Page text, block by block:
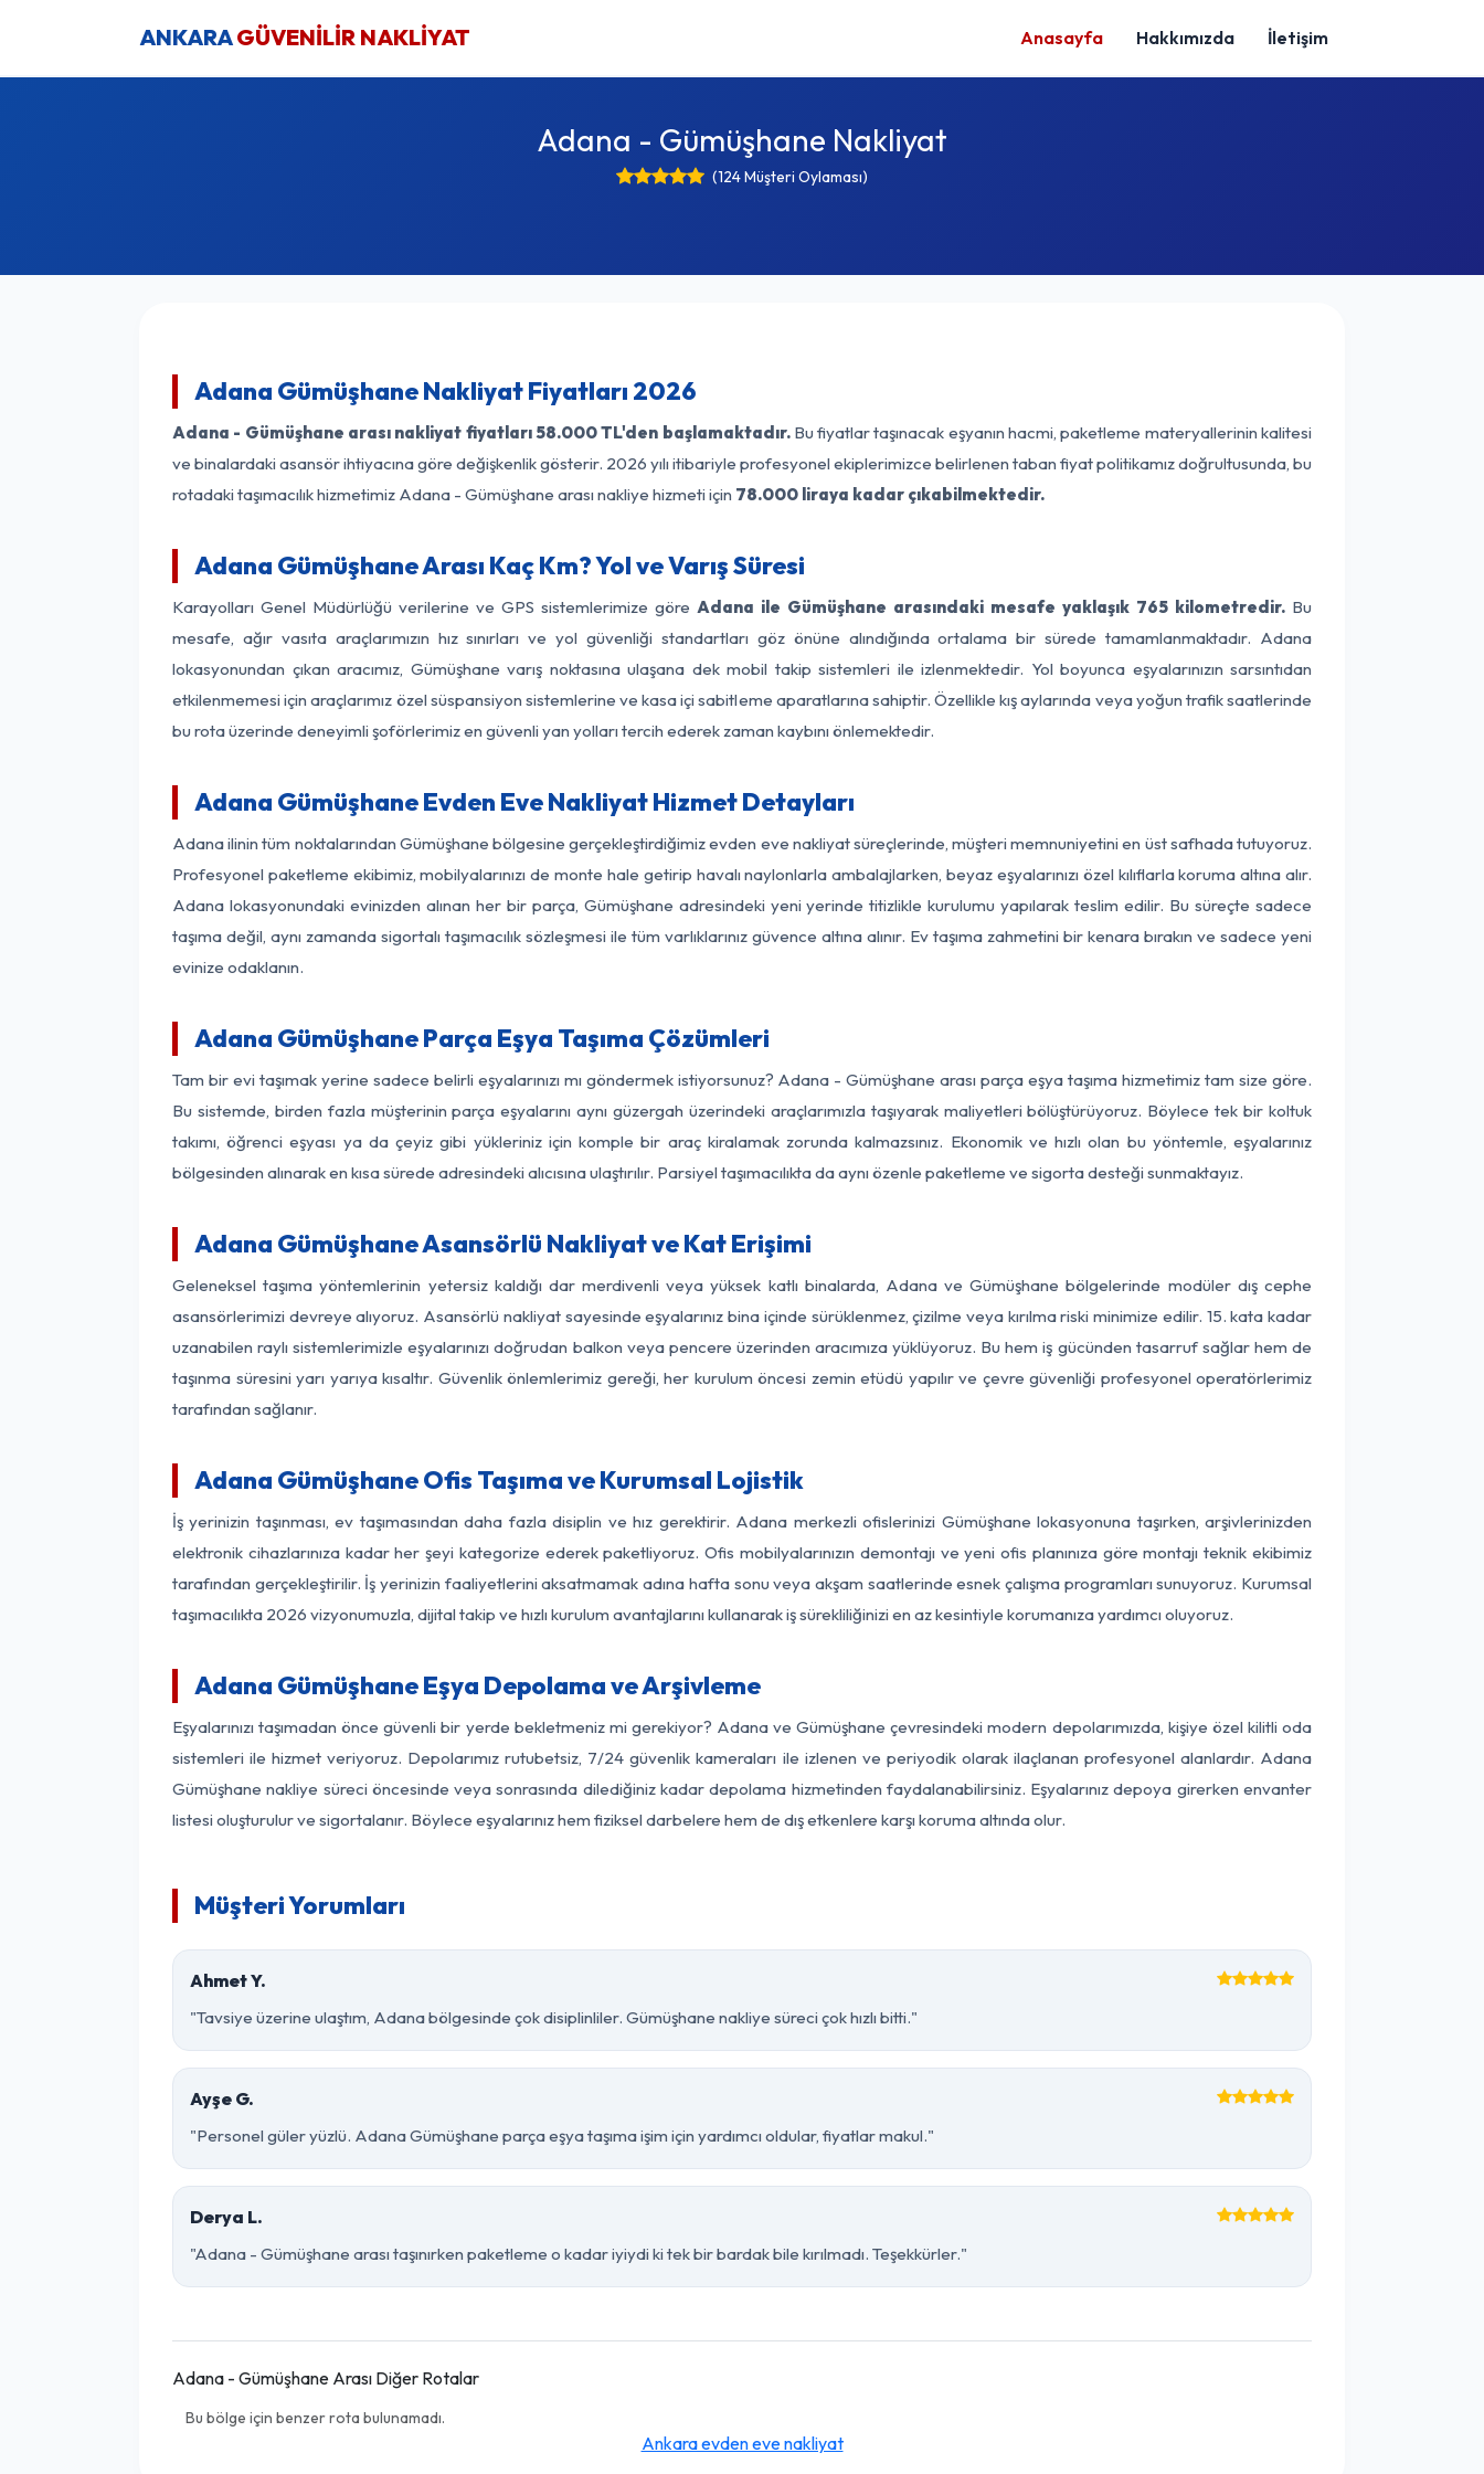
ANKARAGÜVENİLİR NAKLİYAT Anasayfa Hakkımızda İletişim
Adana - Gümüşhane Nakliyat
(124 Müşteri Oylaması)
Adana Gümüşhane Nakliyat Fiyatları 2026
Adana - Gümüşhane arası nakliyat fiyatları58.000 TL'den başlamaktadır.Bu fiyatlar taşınacak eşyanın hacmi, paketleme materyallerinin kalitesi
ve binalardaki asansör ihtiyacına göre değişkenlik gösterir. 2026 yılı itibariyle profesyonel ekiplerimizce belirlenen taban fiyat politikamız doğrultusunda, bu
rotadaki taşımacılık hizmetimiz Adana - Gümüşhane arası nakliye hizmeti için 78.000 liraya kadar çıkabilmektedir.
Adana Gümüşhane Arası Kaç Km? Yol ve Varış Süresi
Karayolları Genel Müdürlüğü verilerine ve GPS sistemlerimize göre Adana ile Gümüşhane arasındaki mesafe yaklaşık 765 kilometredir. Bu
mesafe, ağır vasıta araçlarımızın hız sınırları ve yol güvenliği standartları göz önüne alındığında ortalama bir sürede tamamlanmaktadır. Adana
lokasyonundan çıkan aracımız, Gümüşhane varış noktasına ulaşana dek mobil takip sistemleri ile izlenmektedir. Yol boyunca eşyalarınızın sarsıntıdan
etkilenmemesi için araçlarımız özel süspansiyon sistemlerine ve kasa içi sabitleme aparatlarına sahiptir. Özellikle kış aylarında veya yoğun trafik saatlerinde
bu rota üzerinde deneyimli şoförlerimiz en güvenli yan yolları tercih ederek zaman kaybını önlemektedir.
Adana Gümüşhane Evden Eve Nakliyat Hizmet Detayları
Adana ilinin tüm noktalarından Gümüşhane bölgesine gerçekleştirdiğimiz evden eve nakliyat süreçlerinde, müşteri memnuniyetini en üst safhada tutuyoruz.
Profesyonel paketleme ekibimiz, mobilyalarınızı de monte hale getirip havalı naylonlarla ambalajlarken, beyaz eşyalarınızı özel kılıflarla koruma altına alır.
Adana lokasyonundaki evinizden alınan her bir parça, Gümüşhane adresindeki yeni yerinde titizlikle kurulumu yapılarak teslim edilir. Bu süreçte sadece
taşıma değil, aynı zamanda sigortalı taşımacılık sözleşmesi ile tüm varlıklarınız güvence altına alınır. Ev taşıma zahmetini bir kenara bırakın ve sadece yeni
evinize odaklanın.
Adana Gümüşhane Parça Eşya Taşıma Çözümleri
Tam bir evi taşımak yerine sadece belirli eşyalarınızı mı göndermek istiyorsunuz? Adana - Gümüşhane arası parça eşya taşıma hizmetimiz tam size göre.
Bu sistemde, birden fazla müşterinin parça eşyalarını aynı güzergah üzerindeki araçlarımızla taşıyarak maliyetleri bölüştürüyoruz. Böylece tek bir koltuk
takımı, öğrenci eşyası ya da çeyiz gibi yükleriniz için komple bir araç kiralamak zorunda kalmazsınız. Ekonomik ve hızlı olan bu yöntemle, eşyalarınız
bölgesinden alınarak en kısa sürede adresindeki alıcısına ulaştırılır. Parsiyel taşımacılıkta da aynı özenle paketleme ve sigorta desteği sunmaktayız.
Adana Gümüşhane Asansörlü Nakliyat ve Kat Erişimi
Geleneksel taşıma yöntemlerinin yetersiz kaldığı dar merdivenli veya yüksek katlı binalarda, Adana ve Gümüşhane bölgelerinde modüler dış cephe
asansörlerimizi devreye alıyoruz. Asansörlü nakliyat sayesinde eşyalarınız bina içinde sürüklenmez, çizilme veya kırılma riski minimize edilir. 15. kata kadar
uzanabilen raylı sistemlerimizle eşyalarınızı doğrudan balkon veya pencere üzerinden aracımıza yüklüyoruz. Bu hem iş gücünden tasarruf sağlar hem de
taşınma süresini yarı yarıya kısaltır. Güvenlik önlemlerimiz gereği, her kurulum öncesi zemin etüdü yapılır ve çevre güvenliği profesyonel operatörlerimiz
tarafından sağlanır.
Adana Gümüşhane Ofis Taşıma ve Kurumsal Lojistik
İş yerinizin taşınması, ev taşımasından daha fazla disiplin ve hız gerektirir. Adana merkezli ofislerinizi Gümüşhane lokasyonuna taşırken, arşivlerinizden
elektronik cihazlarınıza kadar her şeyi kategorize ederek paketliyoruz. Ofis mobilyalarınızın demontajı ve yeni ofis planınıza göre montajı teknik ekibimiz
tarafından gerçekleştirilir. İş yerinizin faaliyetlerini aksatmamak adına hafta sonu veya akşam saatlerinde esnek çalışma programları sunuyoruz. Kurumsal
taşımacılıkta 2026 vizyonumuzla, dijital takip ve hızlı kurulum avantajlarını kullanarak iş sürekliliğinizi en az kesintiyle korumanıza yardımcı oluyoruz.
Adana Gümüşhane Eşya Depolama ve Arşivleme
Eşyalarınızı taşımadan önce güvenli bir yerde bekletmeniz mi gerekiyor? Adana ve Gümüşhane çevresindeki modern depolarımızda, kişiye özel kilitli oda
sistemleri ile hizmet veriyoruz. Depolarımız rutubetsiz, 7/24 güvenlik kameraları ile izlenen ve periyodik olarak ilaçlanan profesyonel alanlardır. Adana
Gümüşhane nakliye süreci öncesinde veya sonrasında dilediğiniz kadar depolama hizmetinden faydalanabilirsiniz. Eşyalarınız depoya girerken envanter
listesi oluşturulur ve sigortalanır. Böylece eşyalarınız hem fiziksel darbelere hem de dış etkenlere karşı koruma altında olur.
Müşteri Yorumları
Ahmet Y.
"Tavsiye üzerine ulaştım, Adana bölgesinde çok disiplinliler. Gümüşhane nakliye süreci çok hızlı bitti."
Ayşe G.
"Personel güler yüzlü. Adana Gümüşhane parça eşya taşıma işim için yardımcı oldular, fiyatlar makul."
Derya L.
"Adana - Gümüşhane arası taşınırken paketleme o kadar iyiydi ki tek bir bardak bile kırılmadı. Teşekkürler."
Adana - Gümüşhane Arası Diğer Rotalar
Bu bölge için benzer rota bulunamadı.
Ankara evden eve nakliyat